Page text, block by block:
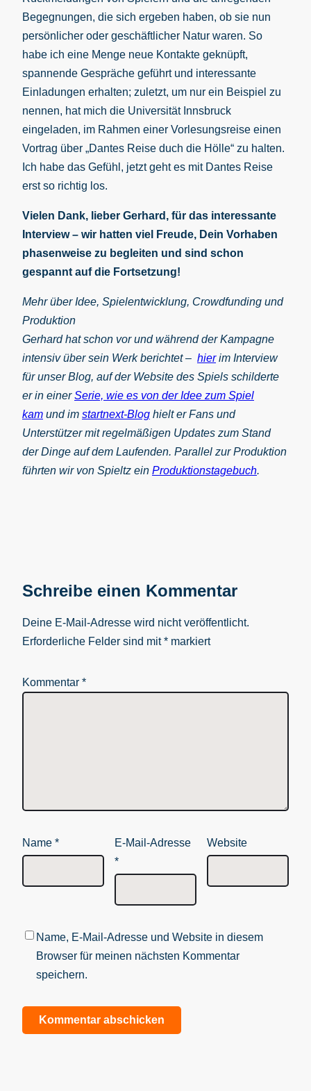
Begegnungen, die sich ergeben haben, ob sie nun
persönlicher oder geschäftlicher Natur waren. So
habe ich eine Menge neue Kontakte geknüpft,
spannende Gespräche geführt und interessante
Einladungen erhalten; zuletzt, um nur ein Beispiel zu
nennen, hat mich die Universität Innsbruck
eingeladen, im Rahmen einer Vorlesungsreise einen
Vortrag über „Dantes Reise duch die Hölle“ zu halten.
Ich habe das Gefühl, jetzt geht es mit Dantes Reise
erst so richtig los.
Vielen Dank, lieber Gerhard, für das interessante
Interview – wir hatten viel Freude, Dein Vorhaben
phasenweise zu begleiten und sind schon
gespannt auf die Fortsetzung!
Mehr über Idee, Spielentwicklung, Crowdfunding und
Produktion
Gerhard hat schon vor und während der Kampagne
intensiv über sein Werk berichtet – hierim Interview
für unser Blog, auf der Website des Spiels schilderte
er in einerSerie, wie es von der Idee zum Spiel
kam und im startnext-Blog hielt er Fans und
Unterstützer mit regelmäßigen Updates zum Stand
der Dinge auf dem Laufenden. Parallel zur Produktion
führten wir von Spieltz ein Produktionstagebuch.
Schreibe einen Kommentar
Deine E-Mail-Adresse wird nicht veröffentlicht.
Erforderliche Felder sind mit* markiert
Kommentar *
Name *
E-Mail-Adresse
*
Website
Name, E-Mail-Adresse und Website in diesem
Browser für meinen nächsten Kommentar
speichern.